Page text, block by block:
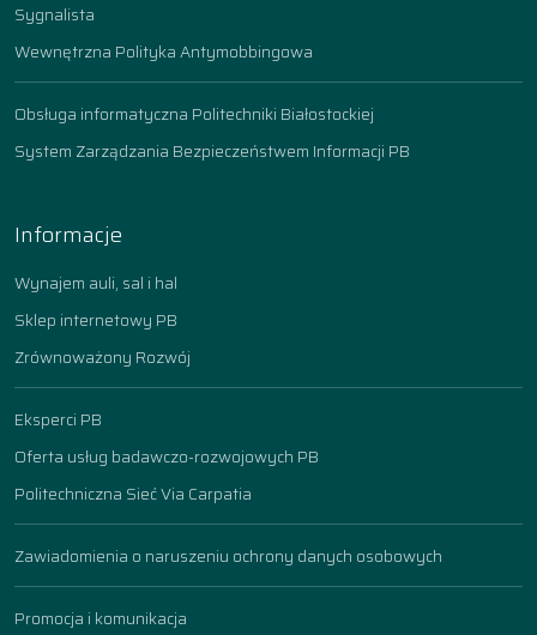
Sygnalista
Wewnętrzna Polityka Antymobbingowa
Obsługa informatyczna Politechniki Białostockiej
System Zarządzania Bezpieczeństwem Informacji PB
Informacje
Wynajem auli, sal i hal
Sklep internetowy PB
Zrównoważony Rozwój
Eksperci PB
Oferta usług badawczo-rozwojowych PB
Politechniczna Sieć Via Carpatia
Zawiadomienia o naruszeniu ochrony danych osobowych
Promocja i komunikacja